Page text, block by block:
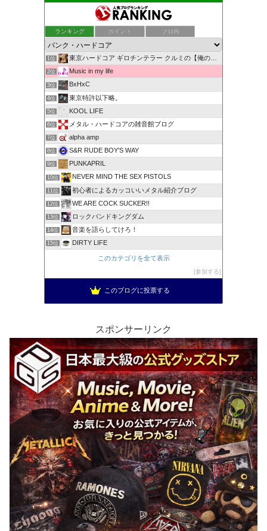
ランキング ポイント ブロ画
1位 東京ハードコア ギロチンテラー クルミの【俺の独り言】
2位 Music in my life
3位 BxHxC
4位 東京特許以下略。
5位 KOOL LIFE
6位 メタル・ハードコアの雑音館ブログ
7位 alpha amp
8位 S&R RUDE BOY'S WAY
9位 PUNKAPRIL
10位 NEVER MIND THE SEX PISTOLS
11位 初心者によるカッコいいメタル紹介ブログ
12位 WE ARE COCK SUCKER!!
13位 ロックバンドキングダム
14位 音楽を語らしてけろ！
15位 DIRTY LIFE
このカテゴリを全て表示
参加する
このブログに投票する
スポンサーリンク